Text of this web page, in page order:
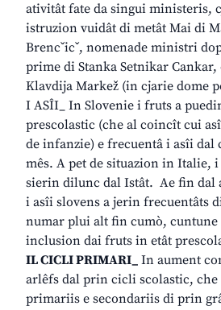
ativitât fate da singui ministeris,
istruzion vuidât di metât Mai di
Brencˇicˇ, nomenade ministri
prime di Stanka Setnikar Cankar,
Klavdija Markež (in cjarie dome
I ASÎI_ In Slovenie i fruts a
prescolastic (che al coincît cui
de infanzie) e frecuentâ i asîi dal
mês. A pet de situazion in Italie,
sierin dilunc dal Istât. Ae fin dal
i asîi slovens a jerin frecuentâts
numar plui alt fin cumò,
inclusion dai fruts in etât
IL CICLI PRIMARI_ In aument
arlêfs dal prin cicli scolastic, che
primariis e secondariis di prin